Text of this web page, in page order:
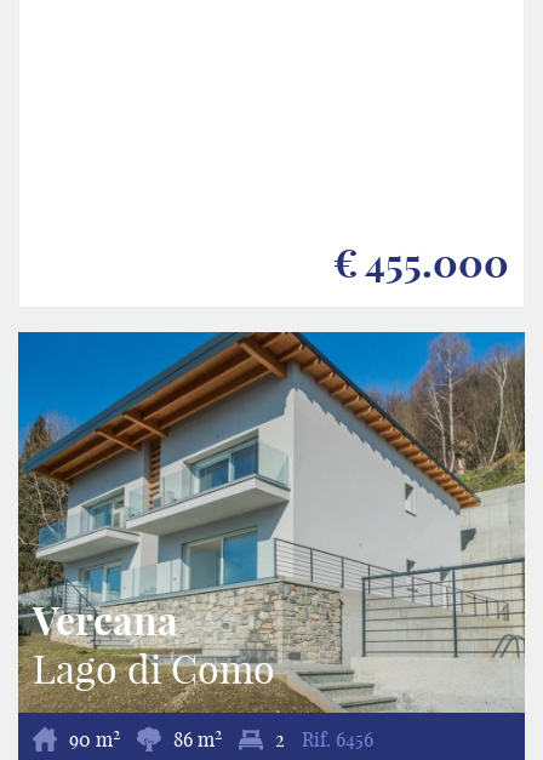
€ 455.000
Vercana
Lago di Como
90 m2 86 m2 2 Rif. 6456